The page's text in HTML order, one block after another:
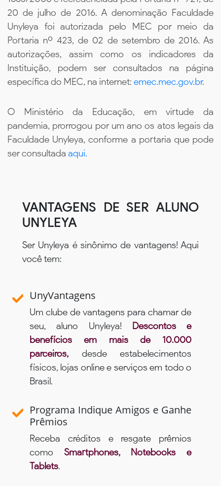
20 de julho de 2016. A denominação Faculdade
Unyleya foi autorizada pelo MEC por meio da
Portaria nº 423, de 02 de setembro de 2016. As
autorizações, assim como os indicadores da
Instituição, podem ser consultados na página
específica do MEC, na internet: emec.mec.gov.br.
O Ministério da Educação, em virtude da
pandemia, prorrogou por um ano os atos legais da
Faculdade Unyleya, conforme a portaria que pode
ser consultada aqui.
VANTAGENS DE SER ALUNO
UNYLEYA
Ser Unyleya é sinônimo de vantagens! Aqui
você tem:
UnyVantagens
Um clube de vantagens para chamar de
seu, aluno Unyleya! Descontos e
benefícios em mais de 10.000
parceiros, desde estabelecimentos
físicos, lojas online e serviços em todo o
Brasil.
Programa Indique Amigos e Ganhe
Prêmios
Receba créditos e resgate prêmios
como Smartphones, Notebooks e
Tablets.